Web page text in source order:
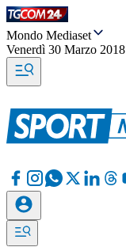
Mondo Mediaset
Venerdì 30 Marzo 2018